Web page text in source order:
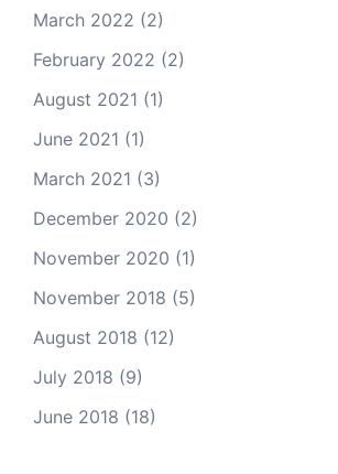
March 2022 (2)
February 2022 (2)
August 2021 (1)
June 2021 (1)
March 2021 (3)
December 2020 (2)
November 2020 (1)
November 2018 (5)
August 2018 (12)
July 2018 (9)
June 2018 (18)